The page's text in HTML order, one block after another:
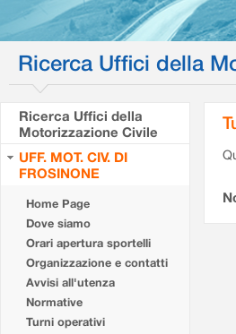
Ricerca Uffici della
Ricerca Uffici della
Motorizzazione Civile
UFF. MOT. CIV. DI
FROSINONE
Home Page
Dove siamo
Orari apertura sportelli
Organizzazione e contatti
Avvisi all'utenza
Normative
Turni operativi